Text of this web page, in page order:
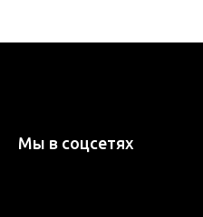
Мы в соцсетях